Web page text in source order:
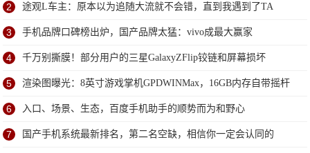
质文化遗产代表性项目名录
2 途观L车主：原本以为追随大流就不会错，直到我遇到了TA
3 手机品牌口碑榜出炉，国产品牌太猛：vivo成最大赢家
4 千万别撕膜！部分用户的三星GalaxyZFlip铰链和屏幕损坏
5 渲染图曝光：8英寸游戏掌机GPDWINMax，16GB内存自带摇杆
6 入口、场景、生态，百度手机助手的顺势而为和野心
7 国产手机系统最新排名，第二名空缺，相信你一定会认同的